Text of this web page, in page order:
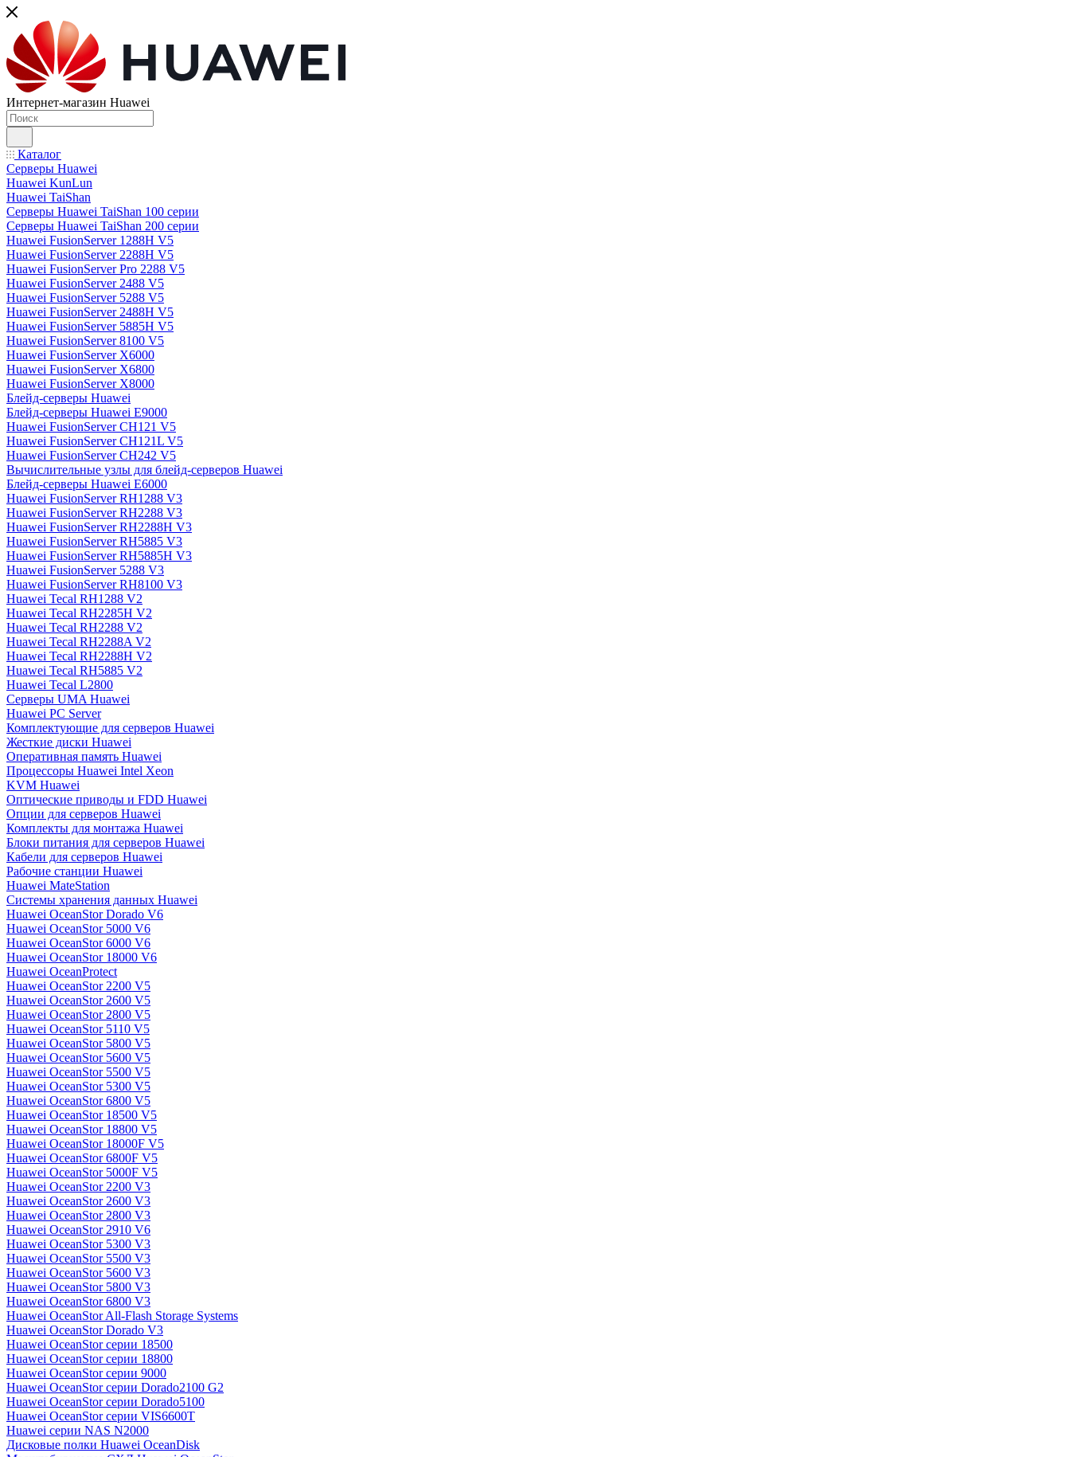
Интернет-магазин Huawei
Каталог
Серверы Huawei
Huawei KunLun
Huawei TaiShan
Серверы Huawei TaiShan 100 серии
Серверы Huawei TaiShan 200 серии
Huawei FusionServer 1288H V5
Huawei FusionServer 2288H V5
Huawei FusionServer Pro 2288 V5
Huawei FusionServer 2488 V5
Huawei FusionServer 5288 V5
Huawei FusionServer 2488H V5
Huawei FusionServer 5885H V5
Huawei FusionServer 8100 V5
Huawei FusionServer X6000
Huawei FusionServer X6800
Huawei FusionServer X8000
Блейд-серверы Huawei
Блейд-серверы Huawei E9000
Huawei FusionServer CH121 V5
Huawei FusionServer CH121L V5
Huawei FusionServer CH242 V5
Вычислительные узлы для блейд-серверов Huawei
Блейд-серверы Huawei E6000
Huawei FusionServer RH1288 V3
Huawei FusionServer RH2288 V3
Huawei FusionServer RH2288H V3
Huawei FusionServer RH5885 V3
Huawei FusionServer RH5885H V3
Huawei FusionServer 5288 V3
Huawei FusionServer RH8100 V3
Huawei Tecal RH1288 V2
Huawei Tecal RH2285H V2
Huawei Tecal RH2288 V2
Huawei Tecal RH2288A V2
Huawei Tecal RH2288H V2
Huawei Tecal RH5885 V2
Huawei Tecal L2800
Серверы UMA Huawei
Huawei PC Server
Комплектующие для серверов Huawei
Жесткие диски Huawei
Оперативная память Huawei
Процессоры Huawei Intel Xeon
KVM Huawei
Оптические приводы и FDD Huawei
Опции для серверов Huawei
Комплекты для монтажа Huawei
Блоки питания для серверов Huawei
Кабели для серверов Huawei
Рабочие станции Huawei
Huawei MateStation
Системы хранения данных Huawei
Huawei OceanStor Dorado V6
Huawei OceanStor 5000 V6
Huawei OceanStor 6000 V6
Huawei OceanStor 18000 V6
Huawei OceanProtect
Huawei OceanStor 2200 V5
Huawei OceanStor 2600 V5
Huawei OceanStor 2800 V5
Huawei OceanStor 5110 V5
Huawei OceanStor 5800 V5
Huawei OceanStor 5600 V5
Huawei OceanStor 5500 V5
Huawei OceanStor 5300 V5
Huawei OceanStor 6800 V5
Huawei OceanStor 18500 V5
Huawei OceanStor 18800 V5
Huawei OceanStor 18000F V5
Huawei OceanStor 6800F V5
Huawei OceanStor 5000F V5
Huawei OceanStor 2200 V3
Huawei OceanStor 2600 V3
Huawei OceanStor 2800 V3
Huawei OceanStor 2910 V6
Huawei OceanStor 5300 V3
Huawei OceanStor 5500 V3
Huawei OceanStor 5600 V3
Huawei OceanStor 5800 V3
Huawei OceanStor 6800 V3
Huawei OceanStor All-Flash Storage Systems
Huawei OceanStor Dorado V3
Huawei OceanStor серии 18500
Huawei OceanStor серии 18800
Huawei OceanStor серии 9000
Huawei OceanStor серии Dorado2100 G2
Huawei OceanStor серии Dorado5100
Huawei OceanStor серии VIS6600T
Huawei серии NAS N2000
Дисковые полки Huawei OceanDisk